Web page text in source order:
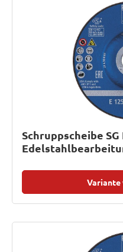
Schruppscheibe
Variante